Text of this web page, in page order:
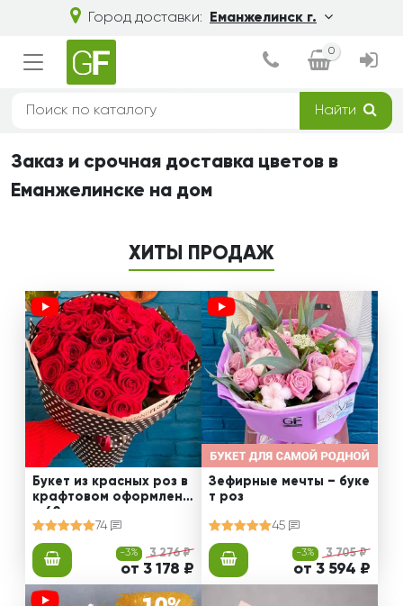
Город доставки: Еманжелинск г.
0
Найти
Заказ и срочная доставка цветов в
Еманжелинске на дом
ХИТЫ ПРОДАЖ
Букет из красных роз в
крафтовом оформлени
и 60 см
74
-3% 3 276 ₽
от 3 178 ₽
Зефирные мечты – буке
т роз
45
-3% 3 705 ₽
от 3 594 ₽